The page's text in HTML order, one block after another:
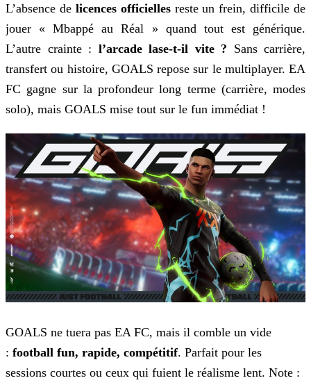
L’absence de licences officiellesreste un frein, difficile de
jouer « Mbappé au Réal » quand tout est générique.
L’autre crainte : l’arcade lase-t-il vite ? Sans carrière,
transfert ou histoire, GOALS repose sur le multiplayer. EA
FC gagne sur la profondeur long terme (carrière, modes
solo), mais GOALS mise tout sur le fun immédiat !
GOALS ne tuera pas EA FC, mais il comble un vide
: football fun, rapide, compétitif. Parfait pour les
sessions courtes ou ceux qui fuient le réalisme lent. Note :